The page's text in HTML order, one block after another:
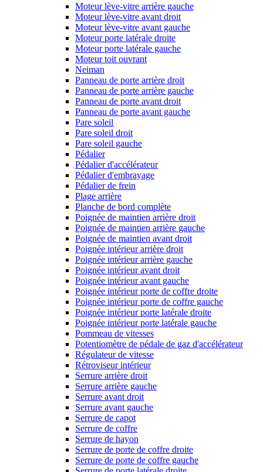
Moteur lève-vitre arrière gauche
Moteur lève-vitre avant droit
Moteur lève-vitre avant gauche
Moteur porte latérale droite
Moteur porte latérale gauche
Moteur toit ouvrant
Neiman
Panneau de porte arrière droit
Panneau de porte arrière gauche
Panneau de porte avant droit
Panneau de porte avant gauche
Pare soleil
Pare soleil droit
Pare soleil gauche
Pédalier
Pédalier d'accélérateur
Pédalier d'embrayage
Pédalier de frein
Plage arrière
Planche de bord complète
Poignée de maintien arrière droit
Poignée de maintien arrière gauche
Poignée de maintien avant droit
Poignée intérieur arrière droit
Poignée intérieur arrière gauche
Poignée intérieur avant droit
Poignée intérieur avant gauche
Poignée intérieur porte de coffre droite
Poignée intérieur porte de coffre gauche
Poignée intérieur porte latérale droite
Poignée intérieur porte latérale gauche
Pommeau de vitesses
Potentiomètre de pédale de gaz d'accélérateur
Régulateur de vitesse
Rétroviseur intérieur
Serrure arrière droit
Serrure arrière gauche
Serrure avant droit
Serrure avant gauche
Serrure de capot
Serrure de coffre
Serrure de hayon
Serrure de porte de coffre droite
Serrure de porte de coffre gauche